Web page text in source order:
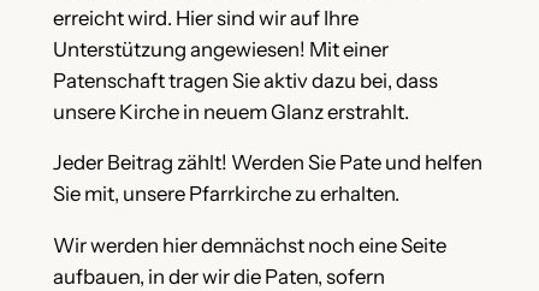
erreicht wird. Hier sind wir auf Ihre
Unterstützung angewiesen! Mit einer
Patenschaft tragen Sie aktiv dazu bei, dass
unsere Kirche in neuem Glanz erstrahlt.
Jeder Beitrag zählt! Werden Sie Pate und helfen
Sie mit, unsere Pfarrkirche zu erhalten.
Wir werden hier demnächst noch eine Seite
aufbauen, in der wir die Paten, sofern